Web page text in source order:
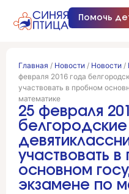
Помочь
Главная / Новости / Новости /
февраля 2016 года
участвовать в пробном
математике
25 февраля
белгородские
участвовать
основном
экзамене по